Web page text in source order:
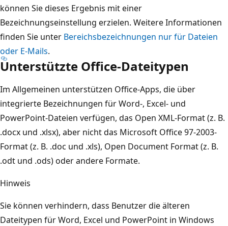
können Sie dieses Ergebnis mit einer
Bezeichnungseinstellung erzielen. Weitere Informationen
finden Sie unter Bereichsbezeichnungen nur für Dateien
oder E-Mails.
Unterstützte Office-Dateitypen
Im Allgemeinen unterstützen Office-Apps, die über
integrierte Bezeichnungen für Word-, Excel- und
PowerPoint-Dateien verfügen, das Open XML-Format (z. B.
.docx und .xlsx), aber nicht das Microsoft Office 97-2003-
Format (z. B. .doc und .xls), Open Document Format (z. B.
.odt und .ods) oder andere Formate.
Hinweis
Sie können verhindern, dass Benutzer die älteren
Dateitypen für Word, Excel und PowerPoint in Windows